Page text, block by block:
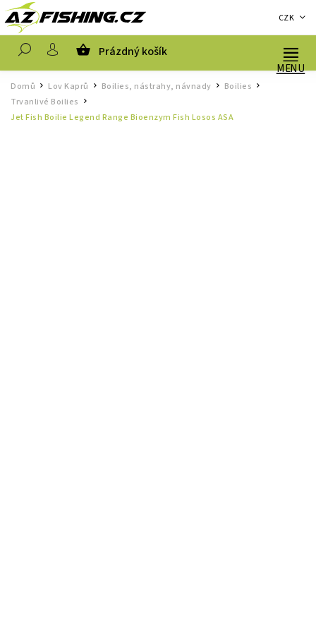
CZK
Prázdný košík
Domů / Lov Kaprů Boilies, nástrahy, návnady Boilies /
Trvanlivé Boilies
Jet Fish Boilie Legend Range Bioenzym Fish Losos ASA